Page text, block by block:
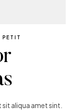
PETIT
aliqua amet sint.